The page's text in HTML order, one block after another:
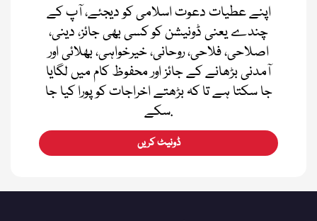
اپنے عطیات دعوت اسلامی کو دیجئے، آپ کے
چندے یعنی ڈونیشن کو کسی بھی جائز، دینی،
اصلاحی، فلاحی، روحانی، خیرخواہی، بھلائی اور
آمدنی بڑھانے کے جائز اور محفوظ کام میں لگایا
جا سکتا ہے تا کہ بڑھتے اخراجات کو پورا کیا جا
سکے.
ڈونیٹ کریں